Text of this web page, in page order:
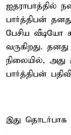
ஐதராபாத்தில்
பார்த்திபன்
பேசிய வீடியோ
வருகிறது.
நிலையில், அது
பார்த்திபன்
இது தொடர்பாக